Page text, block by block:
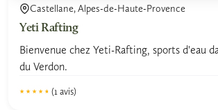
Castellane, Alpes-de-Haute-Provence
Yeti Rafting
Bienvenue chez Yeti-Rafting, sports d'eau
du Verdon.
★★★★★
★★★★★ (1 avis)